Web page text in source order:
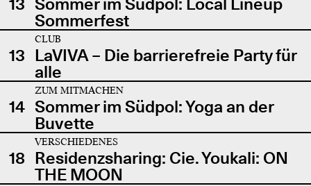
Sommerfest
13
CLUB
LaVIVA – Die barrierefreie Party für
alle
14
ZUM MITMACHEN
Sommer im Südpol: Yoga an der
Buvette
18
VERSCHIEDENES
Residenzsharing: Cie. Youkali: ON
THE MOON